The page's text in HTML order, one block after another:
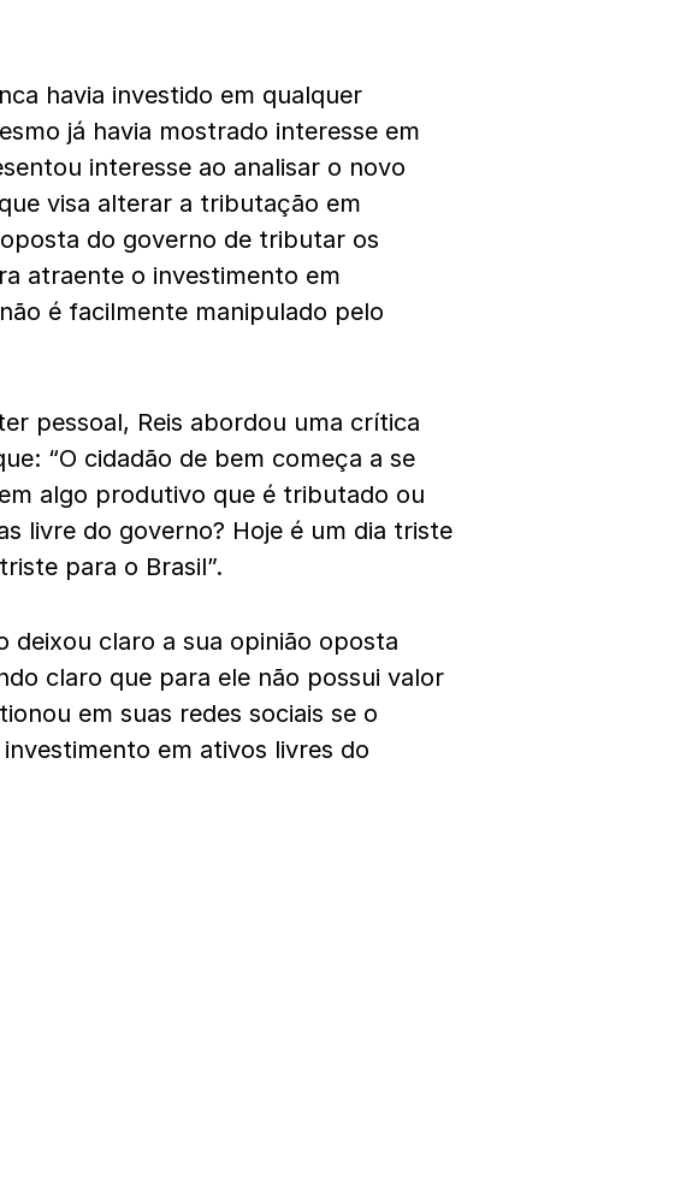
havia investido em qualquer
já havia mostrado interesse em
interesse ao analisar o novo
visa alterar a tributação em
do governo de tributar os
atraente o investimento em
é facilmente manipulado pelo
pessoal, Reis abordou uma crítica
“O cidadão de bem começa a se
algo produtivo que é tributado ou
livre do governo? Hoje é um dia triste
para o Brasil”.
claro a sua opinião oposta
claro que para ele não possui valor
em suas redes sociais se o
em ativos livres do